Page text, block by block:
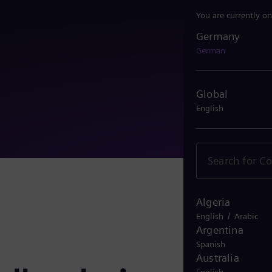
You are currently on
Germany
German
Global
English
Algeria
English / Arabic
Argentina
Spanish
Australia